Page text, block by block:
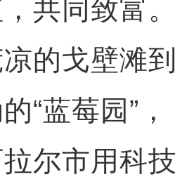
共同致富。
戈壁滩到
“蓝莓园”，
尔市用科技